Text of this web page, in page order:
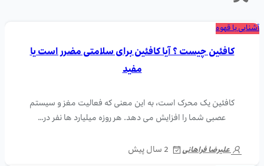
آشنایی با قهوه
کافئین چیست ؟ آیا کافئین برای سلامتی مضرر است یا
مفید
کافئین یک محرک است، به این معنی که فعالیت مغز و سیستم
عصبی شما را افزایش می دهد. هر روزه میلیارد ها نفر در…
علیرضا فراهانی 2 سال پیش